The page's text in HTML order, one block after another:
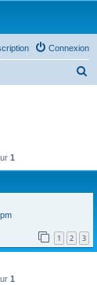
Connexion
1
1 2 3
1